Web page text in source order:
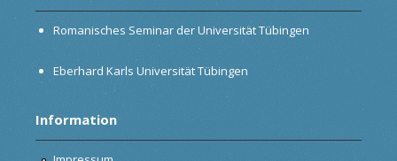
Romanisches Seminar der Universität Tübingen
Eberhard Karls Universität Tübingen
Information